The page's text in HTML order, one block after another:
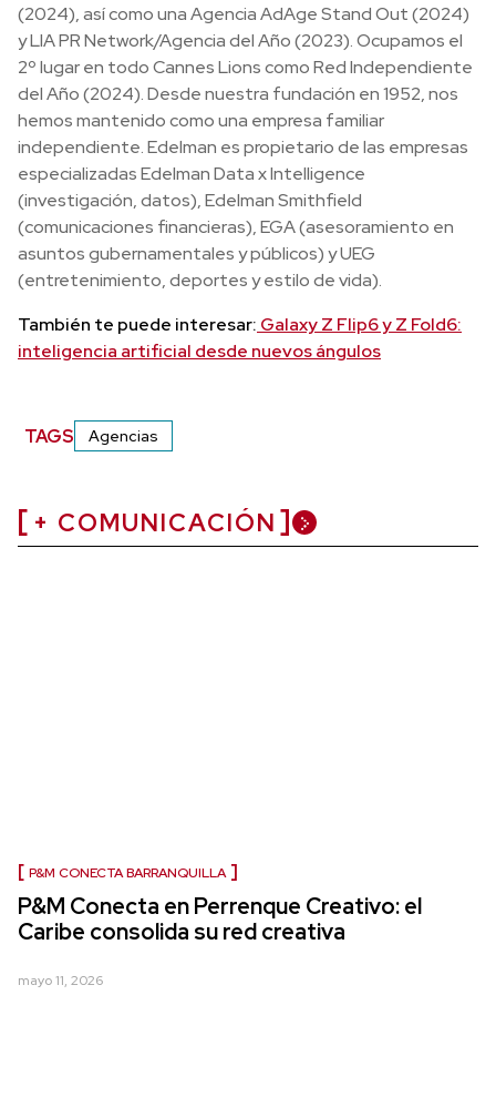
(2024), así como una Agencia AdAge Stand Out (2024)
y LIA PR Network/Agencia del Año (2023). Ocupamos el
2º lugar en todo Cannes Lions como Red Independiente
del Año (2024). Desde nuestra fundación en 1952, nos
hemos mantenido como una empresa familiar
independiente. Edelman es propietario de las empresas
especializadas Edelman Data x Intelligence
(investigación, datos), Edelman Smithfield
(comunicaciones financieras), EGA (asesoramiento en
asuntos gubernamentales y públicos) y UEG
(entretenimiento, deportes y estilo de vida).
También te puede interesar: Galaxy Z Flip6 y Z Fold6:
inteligencia artificial desde nuevos ángulos
TAGS Agencias
+ COMUNICACIÓN
P&M CONECTA BARRANQUILLA
P&M Conecta en Perrenque Creativo: el
Caribe consolida su red creativa
mayo 11, 2026